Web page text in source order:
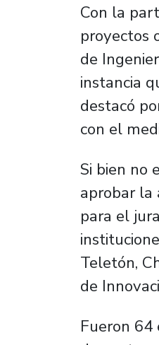
Con la
proyectos
de
instancia
destacó
con el
Si bien no
aprobar la
para el
Teletón,
de
Fueron 64